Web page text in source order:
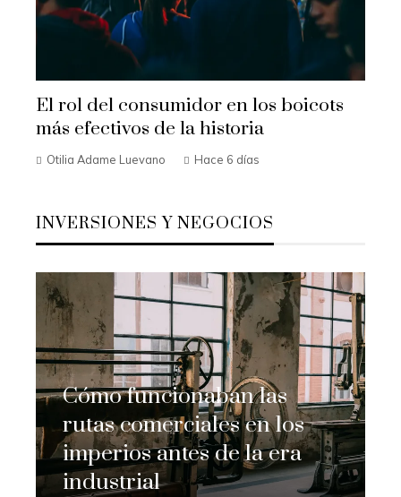
El rol del consumidor en los boicots
más efectivos de la historia
Otilia Adame Luevano Hace 6 días
INVERSIONES Y NEGOCIOS
Cómo funcionaban las
rutas comerciales en los
imperios antes de la era
industrial